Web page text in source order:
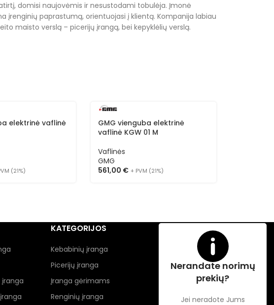
domisi naujovėmis ir nesustodami tobulėja. Įmonė
įrenginių paprastumą, orientuojasi į klientą. Kompanija labiau
maisto verslą – picerijų įrangą, bei kepyklėlių verslą.
elektrinė vaflinė
(21%)
GMG vienguba elektrinė
vaflinė KGW 01 M
Vaflinės
GMG
561,00 € + PVM (21%)
KATEGORIJOS
Kebabinių įranga
Picerijų įranga
Įranga gėrimams
Renginių įranga
Nerandate norimų
prekių?
Jei neradote Jums